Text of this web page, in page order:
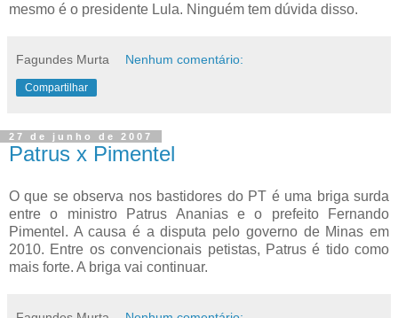
mesmo é o presidente Lula. Ninguém tem dúvida disso.
Fagundes Murta Nenhum comentário:
Compartilhar
27 de junho de 2007
Patrus x Pimentel
O que se observa nos bastidores do PT é uma briga surda
entre o ministro Patrus Ananias e o prefeito Fernando
Pimentel. A causa é a disputa pelo governo de Minas em
2010. Entre os convencionais petistas, Patrus é tido como
mais forte. A briga vai continuar.